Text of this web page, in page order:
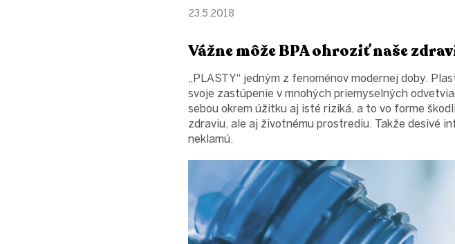
23.5.2018
Vážne môže BPA ohroziť naše
„PLASTY“ jedným z fenoménov modernej doby.
svoje zastúpenie v mnohých priemyselných
sebou okrem úžitku aj isté riziká, a to vo forme
zdraviu, ale aj životnému prostrediu. Takže desivé
neklamú.